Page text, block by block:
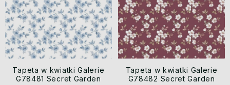
Tapeta w kwiatki Galerie
G78481 Secret Garden
Tapeta w kwiatki Galerie
G78482 Secret Garden